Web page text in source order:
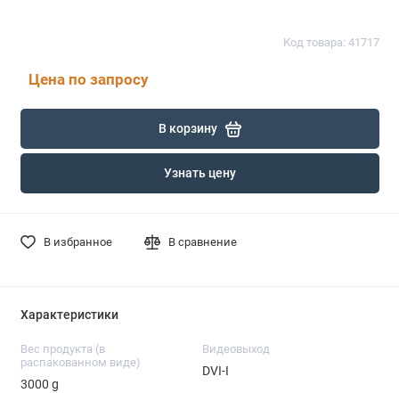
Код товара: 41717
Цена по запросу
В корзину
Узнать цену
В избранное В сравнение
Характеристики
Вес продукта (в
распакованном виде)
3000 g
Видеовыход
DVI-I